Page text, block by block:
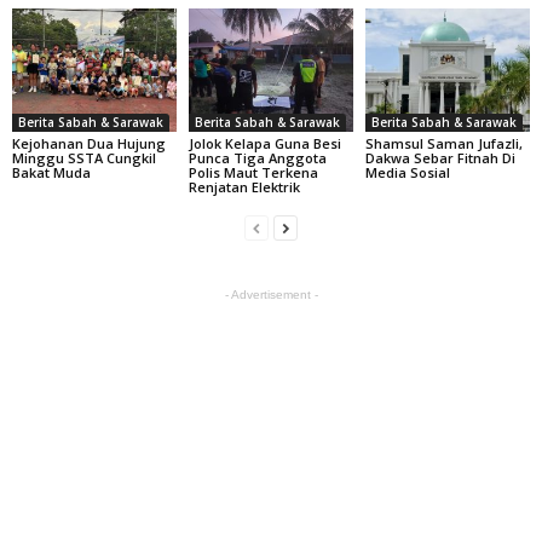
Berita Sabah & Sarawak
Kejohanan Dua Hujung
Minggu SSTA Cungkil
Bakat Muda
Berita Sabah & Sarawak
Jolok Kelapa Guna Besi
Punca Tiga Anggota
Polis Maut Terkena
Renjatan Elektrik
Berita Sabah & Sarawak
Shamsul Saman Jufazli,
Dakwa Sebar Fitnah Di
Media Sosial
- Advertisement -